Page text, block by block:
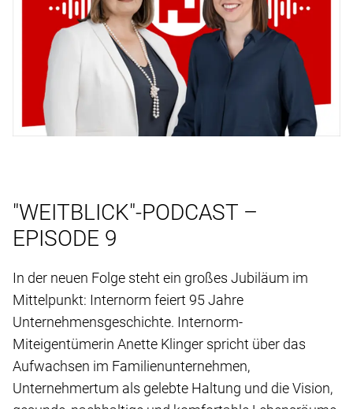
"WEITBLICK"-PODCAST –
EPISODE 9
In der neuen Folge steht ein großes Jubiläum im
Mittelpunkt: Internorm feiert 95 Jahre
Unternehmensgeschichte. Internorm-
Miteigentümerin Anette Klinger spricht über das
Aufwachsen im Familienunternehmen,
Unternehmertum als gelebte Haltung und die Vision,